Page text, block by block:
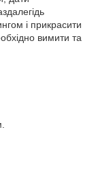
і прикрасити
вимити та